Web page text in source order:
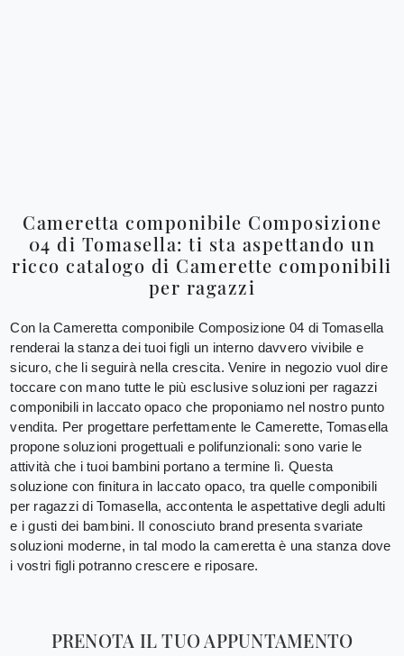
Cameretta componibile Composizione
04 di Tomasella: ti sta aspettando un
ricco catalogo di Camerette componibili
per ragazzi
Con la Cameretta componibile Composizione 04 di Tomasella
renderai la stanza dei tuoi figli un interno davvero vivibile e
sicuro, che li seguirà nella crescita. Venire in negozio vuol dire
toccare con mano tutte le più esclusive soluzioni per ragazzi
componibili in laccato opaco che proponiamo nel nostro punto
vendita. Per progettare perfettamente le Camerette, Tomasella
propone soluzioni progettuali e polifunzionali: sono varie le
attività che i tuoi bambini portano a termine lì. Questa
soluzione con finitura in laccato opaco, tra quelle componibili
per ragazzi di Tomasella, accontenta le aspettative degli adulti
e i gusti dei bambini. Il conosciuto brand presenta svariate
soluzioni moderne, in tal modo la cameretta è una stanza dove
i vostri figli potranno crescere e riposare.
PRENOTA IL TUO APPUNTAMENTO